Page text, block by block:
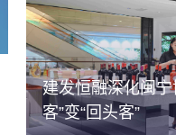
建发恒融深化闽
客”变“回头客”